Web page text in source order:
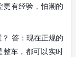
更有经验，怕潮的
答：现在正规的
整车，都可以实时